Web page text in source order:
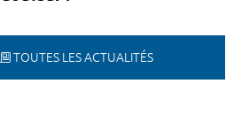
TOUTES LES ACTUALITÉS